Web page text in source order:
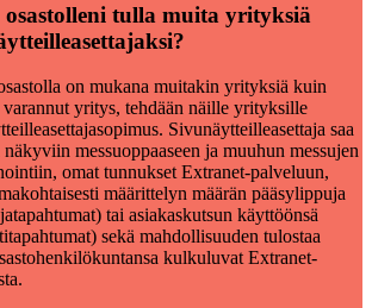
osastolleni tulla muita yrityksiä
on mukana muitakin yrityksiä kuin
varannut yritys, tehdään näille yrityksille
Sivunäytteilleasettaja saa
näkyviin messuoppaaseen ja muuhun messujen
omat tunnukset Extranet-palveluun,
määrittelyn määrän pääsylippuja
tai asiakaskutsun käyttöönsä
sekä mahdollisuuden tulostaa
kulkuluvat Extranet-